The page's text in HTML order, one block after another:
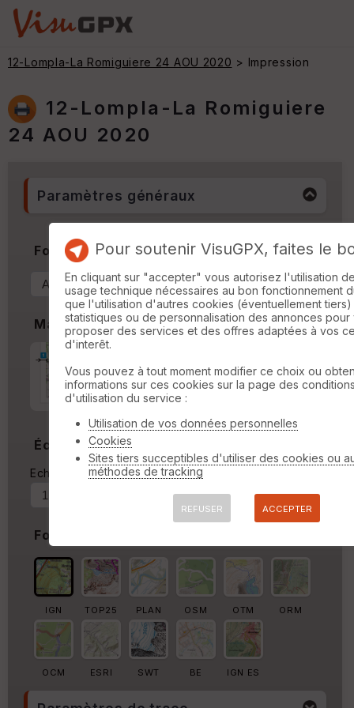
12-Lompla-La Romiguiere 24 AOU 2020 > Impression
12-Lompla-La Romiguiere
24 AOU 2020
Paramètres généraux
Format & Orientation
Marges
Marge autour de la trace
Échelle
Echelle actuelle : 1/19353
Fond de carte
IGN TOP25 PLAN OSM OTM ORM
OCM ESRI SWT BE IGN ES
Pour soutenir VisuGPX, faites le
En cliquant sur "accepter" vous autorisez l'utilisation
usage technique nécessaires au bon fonctionnement
que l'utilisation d'autres cookies (éventuellement
statistiques ou de personnalisation des annonces pour
proposer des services et des offres adaptées à vos
d'interêt.
Vous pouvez à tout moment modifier ce choix ou
informations sur ces cookies sur la page des
d'utilisation du service :
Utilisation de vos données personnelles
Cookies
Sites tiers succeptibles d'utiliser des cookies ou
méthodes de tracking
REFUSER ACCEPTER